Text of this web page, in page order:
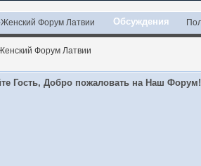
Женский Форум Латвии Обсуждения
Форум Латвии
Гость, Добро пожаловать на Наш Форум!